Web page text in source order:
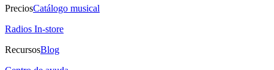
PreciosCatálogo musical
Radios In-store
RecursosBlog